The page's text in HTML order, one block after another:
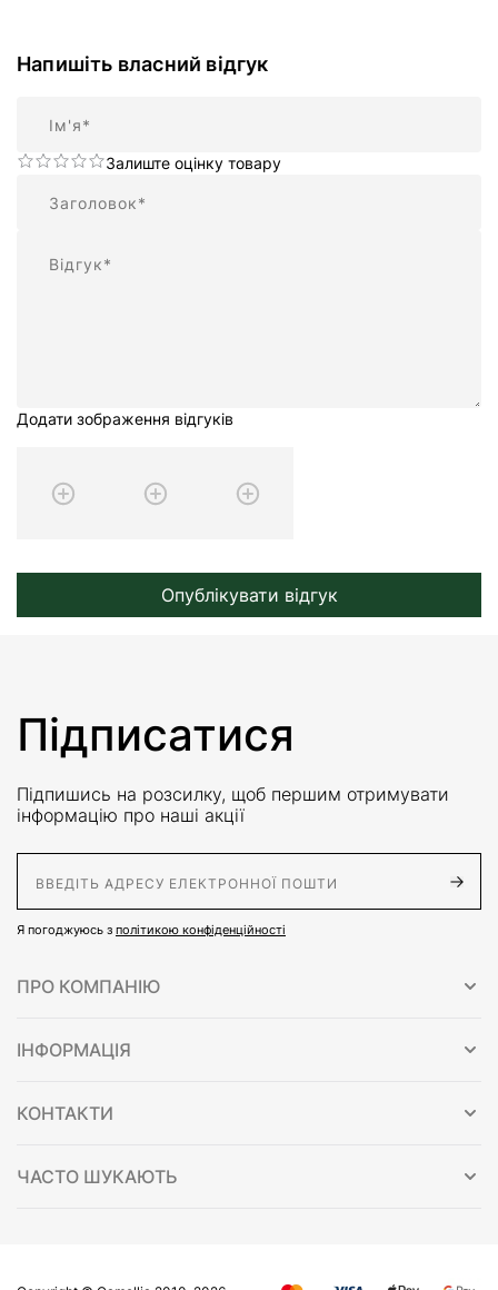
Напишіть власний відгук
Залиште оцінку товару
Додати зображення відгуків
Опублікувати відгук
Підписатися
Підпишись на розсилку, щоб першим отримувати
інформацію про наші акції
Я погоджуюсь з політикою конфіденційності
ПРО КОМПАНІЮ
ІНФОРМАЦІЯ
КОНТАКТИ
ЧАСТО ШУКАЮТЬ